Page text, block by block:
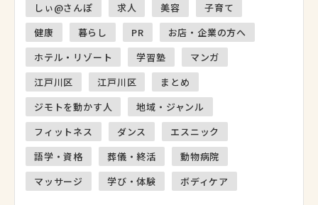
しぃ@さんぽ
求人 美容
子育て
健康
暮らし PR
お店・企業の方へ
ホテル・リゾート
学習塾
マンガ
江戸川区
江戸川区
まとめ
ジモトを動かす人
地域・ジャンル
フィットネス
ダンス
エスニック
語学・資格
葬儀・終活
動物病院
マッサージ
学び・体験 ボディケア